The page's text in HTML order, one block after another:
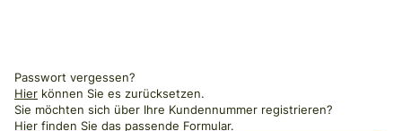
Passwort vergessen?
Hier können Sie es zurücksetzen.
Sie möchten sich über Ihre Kundennummer registrieren?
Hier finden Sie das passende Formular.